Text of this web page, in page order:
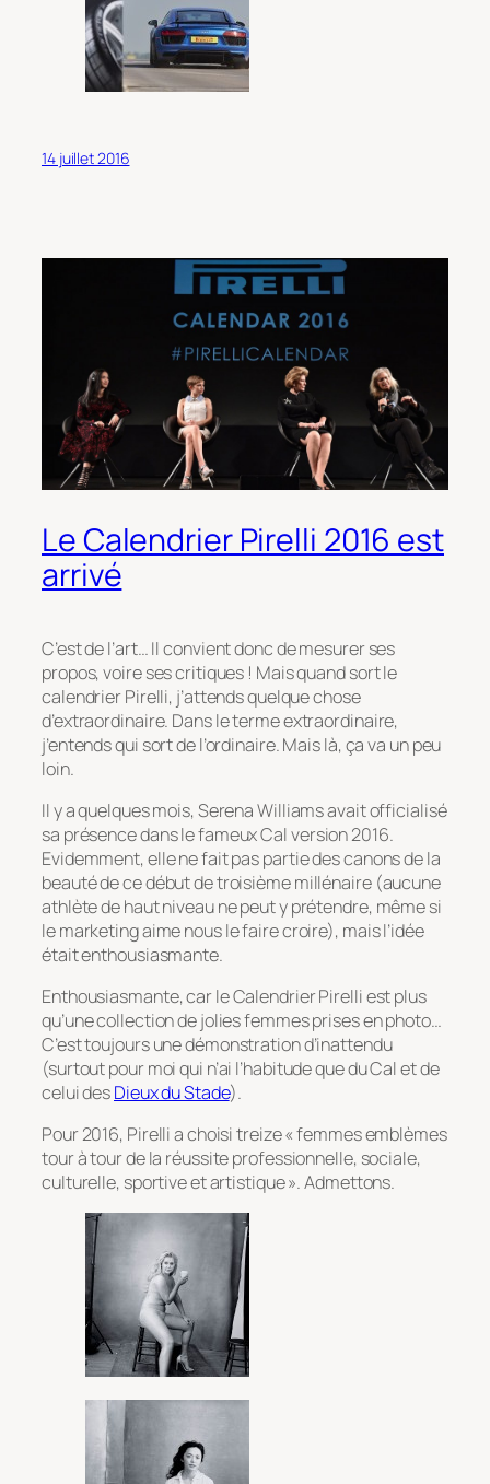
14 juillet 2016
Le Calendrier Pirelli 2016 est
arrivé
C’est de l’art… Il convient donc de mesurer ses
propos, voire ses critiques ! Mais quand sort le
calendrier Pirelli, j’attends quelque chose
d’extraordinaire. Dans le terme extraordinaire,
j’entends qui sort de l’ordinaire. Mais là, ça va un peu
loin.
Il y a quelques mois, Serena Williams avait officialisé
sa présence dans le fameuxCalversion 2016.
Evidemment, elle ne fait pas partie des canons de la
beauté de ce début de troisième millénaire (aucune
athlète de haut niveau ne peut y prétendre, même si
le marketing aime nous le faire croire), mais l’idée
était enthousiasmante.
Enthousiasmante, car le Calendrier Pirelli est plus
qu’une collection de jolies femmes prises en photo…
C’est toujours une démonstration d’inattendu
(surtout pour moi qui n’ai l’habitude que du Cal et de
celui desDieux du Stade).
Pour 2016, Pirelli a choisi treize « femmes emblèmes
tour à tour de la réussite professionnelle, sociale,
culturelle, sportive et artistique ». Admettons.